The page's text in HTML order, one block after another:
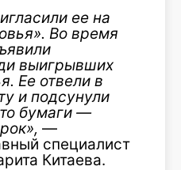
ее на
Во время
выигрывших
Ее отвели в
и подсунули
бумаги —
—
специалист
Китаева.